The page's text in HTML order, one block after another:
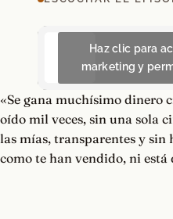
Haz clic para
marketing y
«Se gana muchísimo dinero
oído mil veces, sin una sola
las mías, transparentes y sin
como te han vendido, ni está